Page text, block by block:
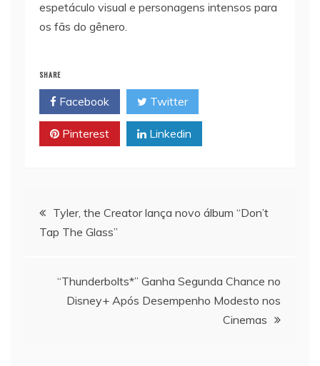
espetáculo visual e personagens intensos para
os fãs do gênero.
SHARE
Facebook Twitter
Pinterest Linkedin
Navegação
de
artigos
Tyler, the Creator lança novo álbum “Don’t
Tap The Glass”
“Thunderbolts*” Ganha Segunda Chance no
Disney+ Após Desempenho Modesto nos
Cinemas